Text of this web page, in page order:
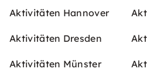
Aktivitäten Hannover
Aktivitäten Dresden
Aktivitäten Münster